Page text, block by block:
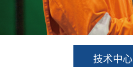
技术中心